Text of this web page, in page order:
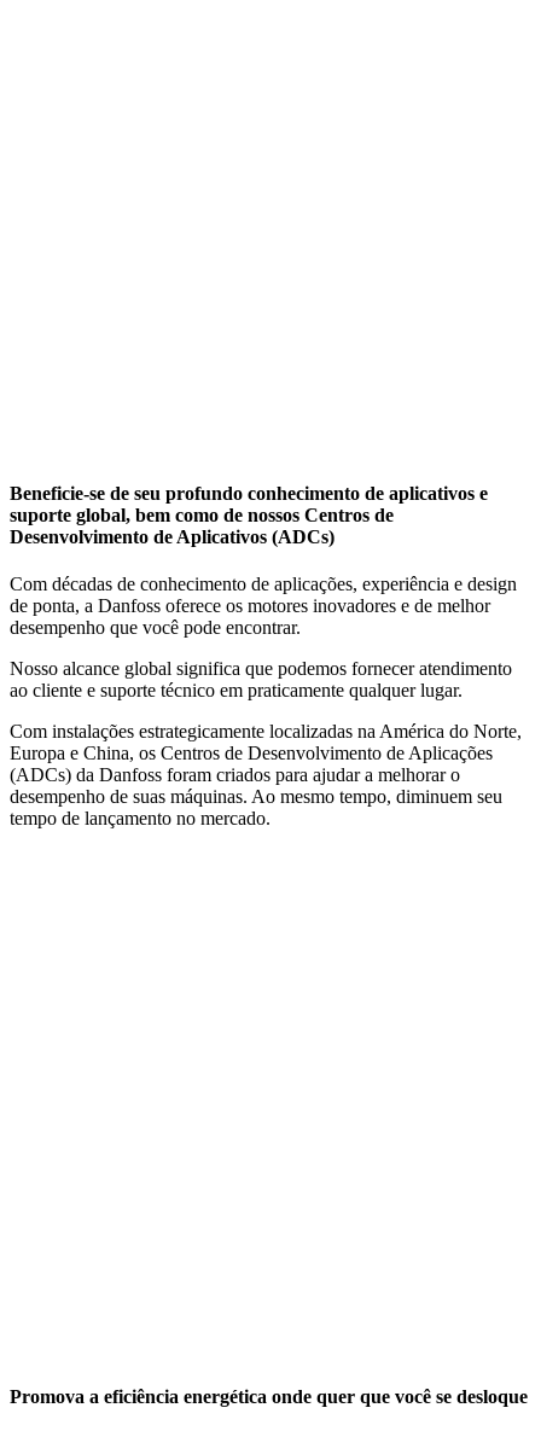
Beneficie-se de seu profundo conhecimento de aplicativos e
suporte global, bem como de nossos Centros de
Desenvolvimento de Aplicativos (ADCs)
Com décadas de conhecimento de aplicações, experiência e design
de ponta, a Danfoss oferece os motores inovadores e de melhor
desempenho que você pode encontrar.
Nosso alcance global significa que podemos fornecer atendimento
ao cliente e suporte técnico em praticamente qualquer lugar.
Com instalações estrategicamente localizadas na América do Norte,
Europa e China, os Centros de Desenvolvimento de Aplicações
(ADCs) da Danfoss foram criados para ajudar a melhorar o
desempenho de suas máquinas. Ao mesmo tempo, diminuem seu
tempo de lançamento no mercado.
Promova a eficiência energética onde quer que você se desloque